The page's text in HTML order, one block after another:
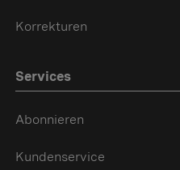
Korrekturen
Services
Abonnieren
Kundenservice